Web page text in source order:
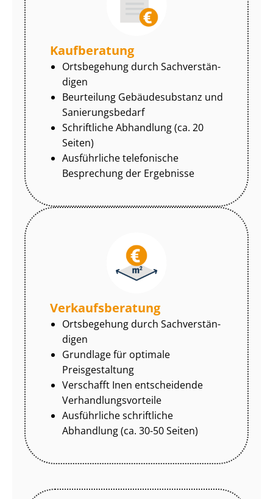
Kaufberatung
Ortsbegehung durch Sach­ver­stän­
di­gen
Beurteilung Gebäudesubstanz und
Sa­nie­rungs­be­darf
Schriftliche Abhandlung (ca. 20
Seiten)
Ausführliche telefonische
Besprechung der Ergebnisse
Ver­kaufs­be­ra­tung
Ortsbegehung durch Sach­ver­stän­
di­gen
Grundlage für optimale
Preisgestaltung
Verschafft Inen entscheidende
Ver­hand­lungs­vor­tei­le
Ausführliche schriftliche
Abhandlung (ca. 30-50 Seiten)